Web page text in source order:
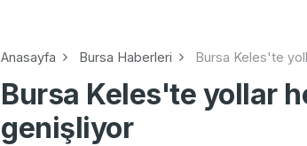
Anasayfa Bursa Haberleri Bursa Keles'te
Bursa Keles'te yollar
genişliyor